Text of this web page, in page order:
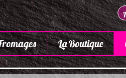
La Boutique